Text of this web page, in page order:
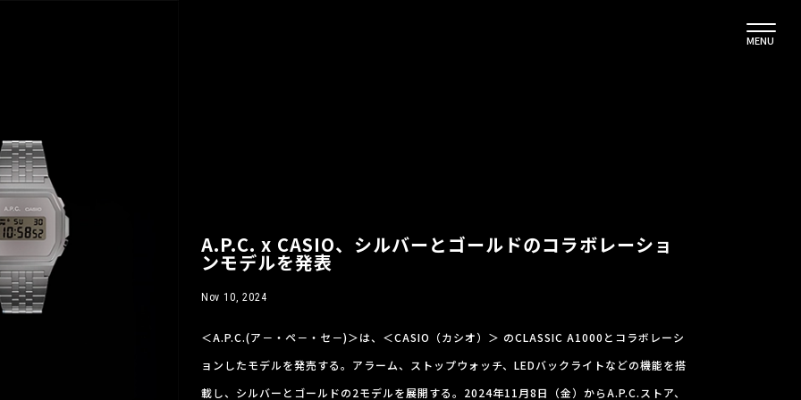
MENU
A.P.C. x CASIO、シルバーとゴールドのコラボレーショ
ンモデルを発表
Nov 10, 2024
＜A.P.C.(ア－・ペ－・セ－)＞は、＜CASIO（カシオ）＞ のCLASSIC A1000とコラボレーシ
ョンしたモデルを発売する。アラーム、ストップウォッチ、LEDバックライトなどの機能を搭
載し、シルバーとゴールドの2モデルを展開する。2024年11月8日（金）からA.P.C.ストア、